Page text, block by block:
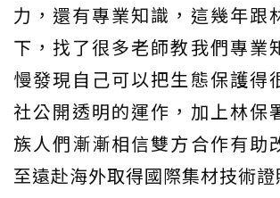
力，還有專業知識，這幾年跟
下，找了很多老師教我們專業
慢發現自己可以把生態保護得
社公開透明的運作，加上林保
族人們漸漸相信雙方合作有助
至遠赴海外取得國際集材技術證